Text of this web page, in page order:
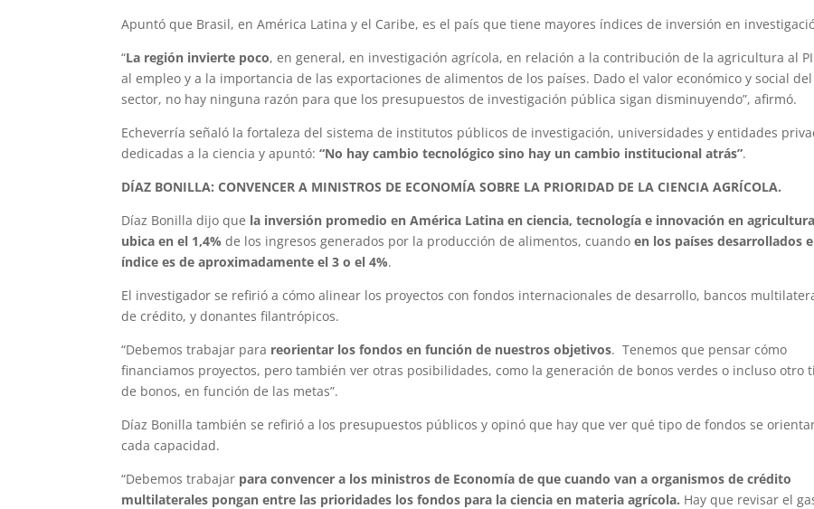
Apuntó que Brasil, en América Latina y el Caribe, es el país que tiene mayores índices de inversión en
“La región invierte poco, en general, en investigación agrícola, en relación a la contribución de la agricultura al
al empleo y a la importancia de las exportaciones de alimentos de los países. Dado el valor económico y social del
sector, no hay ninguna razón para que los presupuestos de investigación pública sigan disminuyendo”, afirmó.
Echeverría señaló la fortaleza del sistema de institutos públicos de investigación, universidades y entidades
dedicadas a la ciencia y apuntó:“No hay cambio tecnológico sino hay un cambio institucional atrás”.
DÍAZ BONILLA: CONVENCER A MINISTROS DE ECONOMÍA SOBRE LA PRIORIDAD DE LA CIENCIA AGRÍCOLA.
Díaz Bonilla dijo que la inversión promedio en América Latina en ciencia, tecnología e innovación en
ubica en el 1,4% de los ingresos generados por la producción de alimentos, cuandoen los países desarrollados
índice es de aproximadamente el 3 o el 4%.
El investigador se refirió a cómo alinear los proyectos con fondos internacionales de desarrollo, bancos
de crédito, y donantes filantrópicos.
“Debemos trabajar para reorientar los fondos en función de nuestros objetivos. Tenemos que pensar cómo
financiamos proyectos, pero también ver otras posibilidades, como la generación de bonos verdes o incluso otro
de bonos, en función de las metas”.
Díaz Bonilla también se refirió a los presupuestos públicos y opinó que hay que ver qué tipo de fondos se
cada capacidad.
“Debemos trabajar para convencer a los ministros de Economía de que cuando van a organismos de crédito
multilaterales pongan entre las prioridades los fondos para la ciencia en materia agrícola. Hay que revisar el